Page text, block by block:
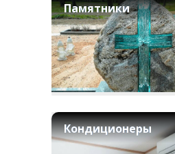
Памятники
Кондиционеры